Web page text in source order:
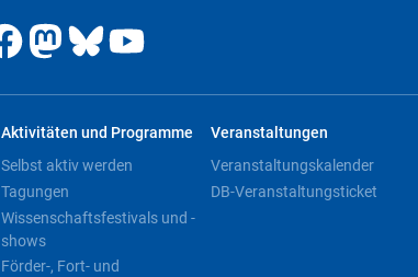
Aktivitäten und Programme
Selbst aktiv werden
Tagungen
Wissenschaftsfestivals und -
shows
Förder-, Fort- und
Veranstaltungen
Veranstaltungskalender
DB-Veranstaltungsticket